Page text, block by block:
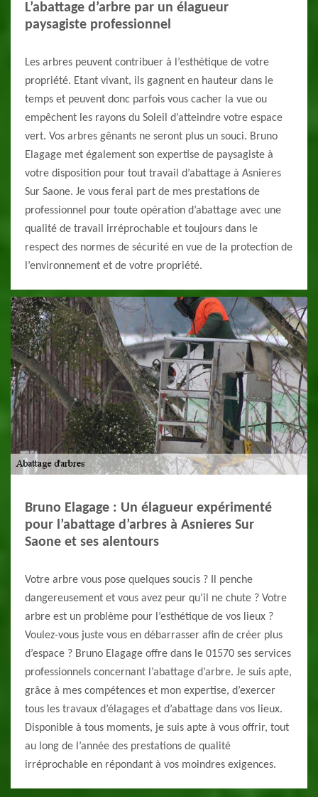
L’abattage d’arbre par un élagueur
paysagiste professionnel
Les arbres peuvent contribuer à l’esthétique de votre
propriété. Etant vivant, ils gagnent en hauteur dans le
temps et peuvent donc parfois vous cacher la vue ou
empêchent les rayons du Soleil d’atteindre votre espace
vert. Vos arbres gênants ne seront plus un souci. Bruno
Elagage met également son expertise de paysagiste à
votre disposition pour tout travail d’abattage à Asnieres
Sur Saone. Je vous ferai part de mes prestations de
professionnel pour toute opération d’abattage avec une
qualité de travail irréprochable et toujours dans le
respect des normes de sécurité en vue de la protection de
l’environnement et de votre propriété.
Bruno Elagage : Un élagueur expérimenté
pour l’abattage d’arbres à Asnieres Sur
Saone et ses alentours
Votre arbre vous pose quelques soucis ? Il penche
dangereusement et vous avez peur qu’il ne chute ? Votre
arbre est un problème pour l’esthétique de vos lieux ?
Voulez-vous juste vous en débarrasser afin de créer plus
d’espace ? Bruno Elagage offre dans le 01570 ses services
professionnels concernant l’abattage d’arbre. Je suis apte,
grâce à mes compétences et mon expertise, d’exercer
tous les travaux d’élagages et d’abattage dans vos lieux.
Disponible à tous moments, je suis apte à vous offrir, tout
au long de l’année des prestations de qualité
irréprochable en répondant à vos moindres exigences.